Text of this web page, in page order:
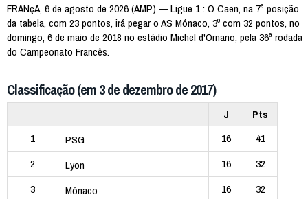
FRANçA, 6 de agosto de 2026 (AMP) — Ligue 1 : O Caen, na 7ª posição
da tabela, com 23 pontos, irá pegar o AS Mónaco, 3º com 32 pontos, no
domingo, 6 de maio de 2018 no estádio Michel d'Ornano, pela 36ª rodada
do Campeonato Francês.
Classificação (em 3 de dezembro de 2017)
J
Pts
1
PSG 16
41
2
Lyon 16
32
3
Mónaco 16
32